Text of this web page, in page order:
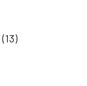
(13)